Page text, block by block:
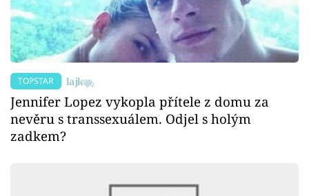
TOPSTAR
Jennifer Lopez vykopla přítele z domu za
nevěru s transsexuálem. Odjel s holým
zadkem?